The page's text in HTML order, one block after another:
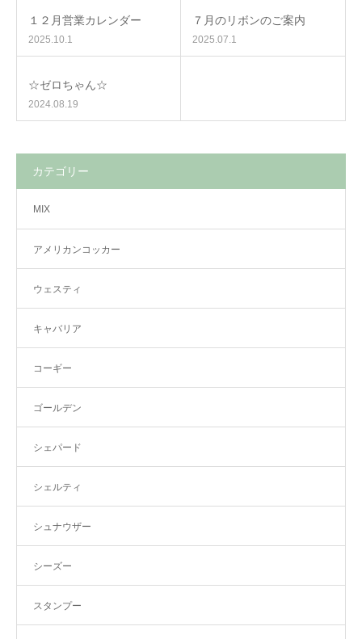
１２月営業カレンダー
2025.10.1
７月のリボンのご案内
2025.07.1
☆ゼロちゃん☆
2024.08.19
カテゴリー
MIX
アメリカンコッカー
ウェスティ
キャバリア
コーギー
ゴールデン
シェパード
シェルティ
シュナウザー
シーズー
スタンプー